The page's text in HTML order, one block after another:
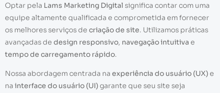
Optar pela Lams Marketing Digital significa contar com uma
equipe altamente qualificada e comprometida em fornecer
os melhores serviços de criação de site. Utilizamos práticas
avançadas de design responsivo, navegação intuitiva e
tempo de carregamento rápido.
Nossa abordagem centrada na experiência do usuário (UX)e
na interface do usuário (UI)garante que seu site seja